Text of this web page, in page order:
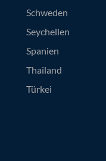
Schweden
Seychellen
Spanien
Thailand
Türkei